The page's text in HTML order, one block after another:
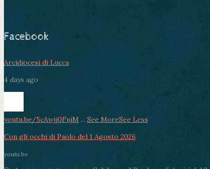
Facebook
Arcidiocesi di Lucca
4 days ago
youtu.be/5cAwjj0FujM ... See MoreSee Less
Con gli occhi di Paolo del 1 Agosto 2026
youtu.be